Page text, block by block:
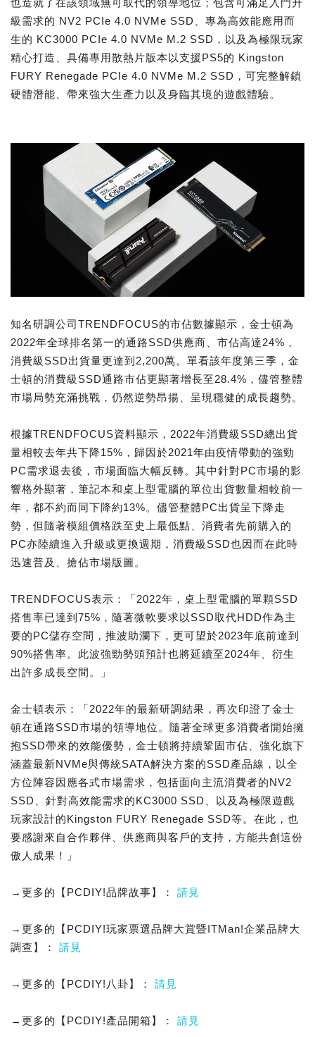
也造就了在該領域無可取代的領導地位；包含可滿足入門升
級需求的 NV2 PCIe 4.0 NVMe SSD、專為高效能應用而
生的 KC3000 PCIe 4.0 NVMe M.2 SSD，以及為極限玩家
精心打造、具備專用散熱片版本以支援PS5的 Kingston
FURY Renegade PCIe 4.0 NVMe M.2 SSD，可完整解鎖
硬體潛能、帶來強大生產力以及身臨其境的遊戲體驗。
知名研調公司TRENDFOCUS的市佔數據顯示，金士頓為
2022年全球排名第一的通路SSD供應商、市佔高達24%，
消費級SSD出貨量更達到2,200萬。單看該年度第三季，金
士頓的消費級SSD通路市佔更顯著增長至28.4%，儘管整體
市場局勢充滿挑戰，仍然逆勢昂揚、呈現穩健的成長趨勢。
根據TRENDFOCUS資料顯示，2022年消費級SSD總出貨
量相較去年共下降15%，歸因於2021年由疫情帶動的強勁
PC需求退去後，市場面臨大幅反轉。其中針對PC市場的影
響格外顯著，筆記本和桌上型電腦的單位出貨數量相較前一
年，都不約而同下降約13%。儘管整體PC出貨呈下降走
勢，但隨著模組價格跌至史上最低點、消費者先前購入的
PC亦陸續進入升級或更換週期，消費級SSD也因而在此時
迅速普及、搶佔市場版圖。
TRENDFOCUS表示：「2022年，桌上型電腦的單顆SSD
搭售率已達到75%，隨著微軟要求以SSD取代HDD作為主
要的PC儲存空間，推波助瀾下，更可望於2023年底前達到
90%搭售率。此波強勁勢頭預計也將延續至2024年、衍生
出許多成長空間。」
金士頓表示：「2022年的最新研調結果，再次印證了金士
頓在通路SSD市場的領導地位。隨著全球更多消費者開始擁
抱SSD帶來的效能優勢，金士頓將持續鞏固市佔、強化旗下
涵蓋最新NVMe與傳統SATA解決方案的SSD產品線，以全
方位陣容因應各式市場需求，包括面向主流消費者的NV2
SSD、針對高效能需求的KC3000 SSD、以及為極限遊戲
玩家設計的Kingston FURY Renegade SSD等。在此，也
要感謝來自合作夥伴、供應商與客戶的支持，方能共創這份
傲人成果！」
→更多的【PCDIY!品牌故事】： 請見
→更多的【PCDIY!玩家票選品牌大賞暨ITMan!企業品牌大
調查】： 請見
→更多的【PCDIY!八卦】： 請見
→更多的【PCDIY!產品開箱】： 請見